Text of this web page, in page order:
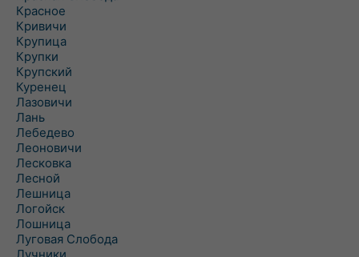
Красное
Кривичи
Крупица
Крупки
Крупский
Куренец
Лазовичи
Лань
Лебедево
Леоновичи
Лесковка
Лесной
Лешница
Логойск
Лошница
Луговая Слобода